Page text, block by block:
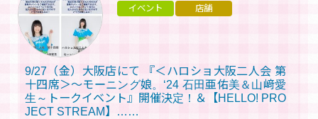
9/27（金）大阪店にて 『＜ハロショ大阪二人会 第
十四席＞～モーニング娘。‘24 石田亜佑美＆山﨑愛
生～トークイベント』開催決定！＆【HELLO! PRO
JECT STREAM】……
イベント 店舗